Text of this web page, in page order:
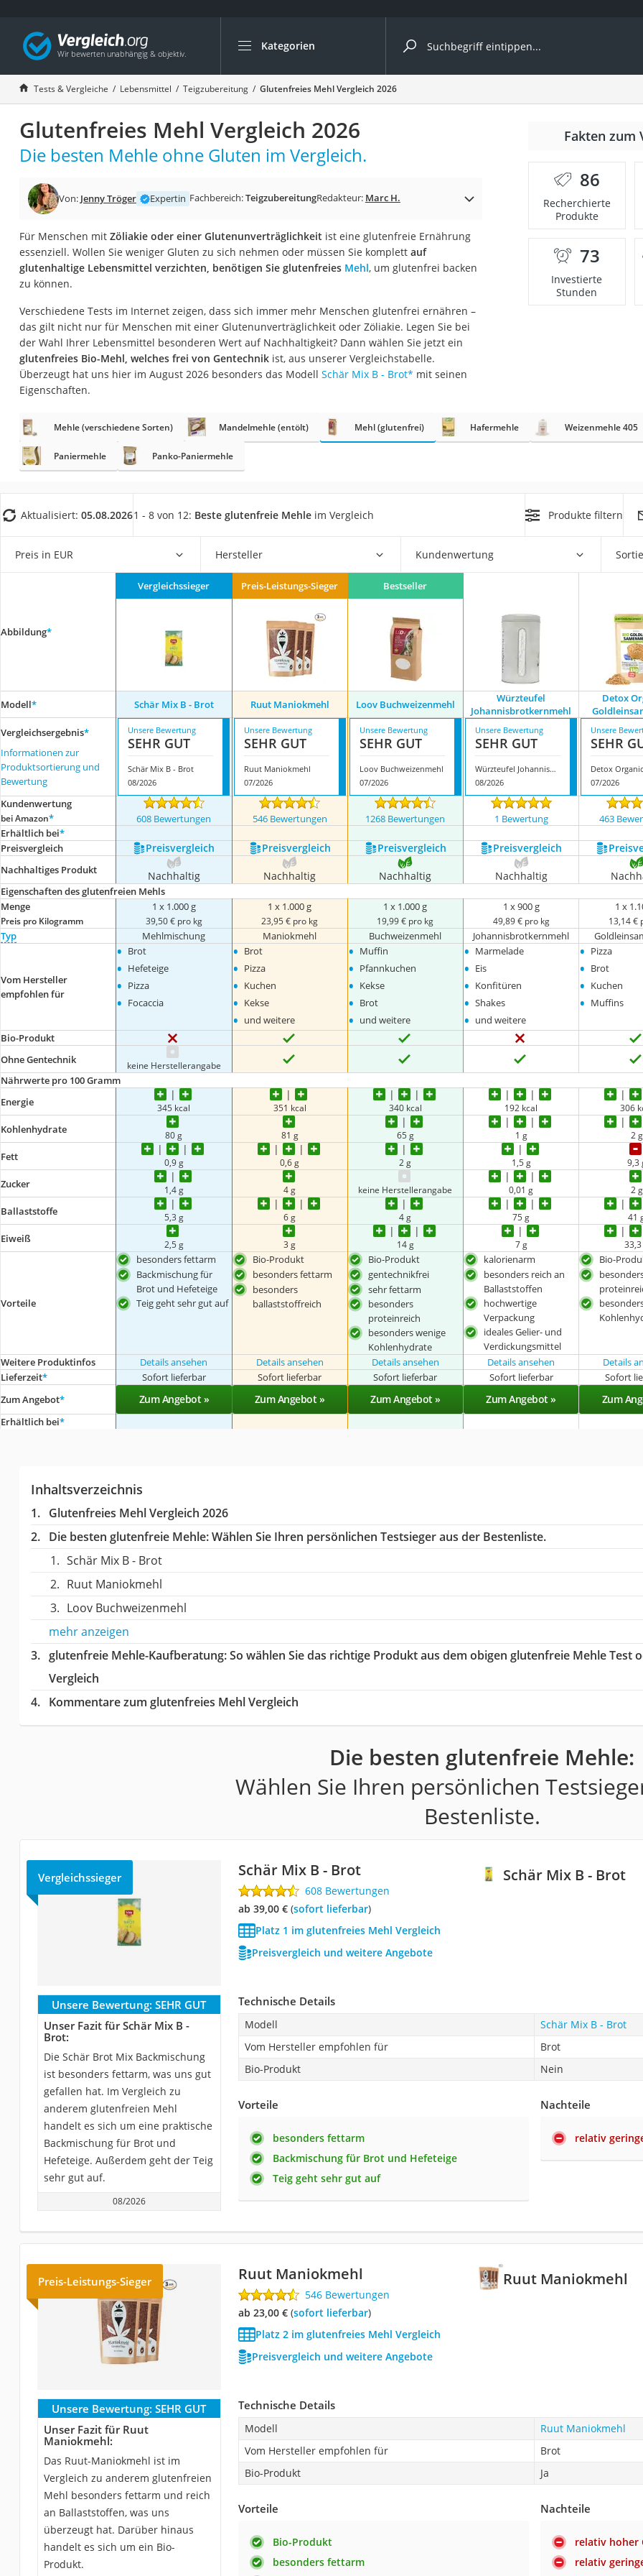
Kategorien
Die beliebtesten Vergleiche nach Kategorie
Lebensmittel
Schwarzkümmelöl
Knäckebrot
Schwarzkümmelöl-Kapseln
Eiklar
Balsamico-Essig
Schwarzkümmelöl bio
Honig
Gemüsebrühe
Eiskaffee-Pulver
Irischer Whiskey
Matcha-Set
Sojasauce
MCT-Öl
Erythrit
Service
Tests & Vergleiche Lebensmittel Teigzubereitung Glutenfreies Mehl Vergleich 2026
Glutenfreies Mehl Vergleich 2026
Die besten Mehle ohne Gluten im Vergleich.
Von: Jenny Tröger Expertin Fachbereich:TeigzubereitungRedakteur: Marc H.
Für Menschen mit Zöliakie oder einer Glutenunverträglichkeit ist eine glutenfreie Ernährung
essenziell. Wollen Sie weniger Gluten zu sich nehmen oder müssen Sie komplett auf
glutenhaltige Lebensmittel verzichten, benötigen Sie glutenfreies Mehl, um glutenfrei backen
zu können.
Verschiedene Tests im Internet zeigen, dass sich immer mehr Menschen glutenfrei ernähren –
das gilt nicht nur für Menschen mit einer Glutenunverträglichkeit oder Zöliakie. Legen Sie bei
der Wahl Ihrer Lebensmittel besonderen Wert auf Nachhaltigkeit? Dann wählen Sie jetzt ein
glutenfreies Bio-Mehl, welches frei von Gentechnikist, aus unserer Vergleichstabelle.
Überzeugt hat uns hier im August 2026 besonders das Modell Schär Mix B - Brot* mit seinen
Eigenschaften.
Fakten zum
86
Recherchierte
Produkte
73
Investierte
Stunden
Mehle (verschiedene Sorten) Mandelmehle (entölt) Mehl (glutenfrei) Hafermehle Weizenmehle 405
Paniermehle Panko-Paniermehle
Aktualisiert: 05.08.20261 - 8 von 12: Beste glutenfreie Mehle im Vergleich Produkte filtern
Preis in EUR Hersteller Kundenwertung
Abbildung*
Vergleichssieger Preis-Leistungs-Sieger Bestseller
Modell* Schär Mix B - Brot Ruut Maniokmehl Loov Buchweizenmehl
Würzteufel
Johannisbrotkernmehl
‎Detox
Vergleichsergebnis*
Informationen zur
Produktsortierung und
Bewertung
Unsere Bewertung
SEHR GUT
Schär Mix B - Brot
08/2026
Unsere Bewertung
SEHR GUT
Ruut Maniokmehl
07/2026
Unsere Bewertung
SEHR GUT
Loov Buchweizenmehl
07/2026
Unsere Bewertung
SEHR GUT
Würzteufel Johannisbrotkernmehl
08/2026
Unsere
SEHR
07/2026
Kundenwertung
bei Amazon* 608 Bewertungen 546 Bewertungen 1268 Bewertungen 1 Bewertung 463
Erhältlich bei*
Preis­vergleich
Preis­vergleich Preis­vergleich Preis­vergleich Preis­vergleich
Nachhaltiges Produkt Nachhaltig Nachhaltig Nachhaltig Nachhaltig
Eigenschaften des glutenfreien Mehls
Menge
Preis pro Kilogramm
1 x 1.000 g
39,50 € pro kg
1 x 1.000 g
23,95 € pro kg
1 x 1.000 g
19,99 € pro kg
1 x 900 g
49,89 € pro kg
1 x
13,14 €
Typ Mehlmischung Maniokmehl Buchweizenmehl Johannisbrotkernmehl
Vom Hersteller
empfohlen für
• Brot
• Hefeteige
• Pizza
• Focaccia
• Brot
• Pizza
• Kuchen
• Kekse
• und weitere
• Muffin
• Pfannkuchen
• Kekse
• Brot
• und weitere
• Marmelade
• Eis
• Konfitüren
• Shakes
• und weitere
• Pizza
• Brot
• Kuchen
• Muffins
Bio-Produkt
Ohne Gentechnik
keine Herstellerangabe
Nährwerte pro 100 Gramm
Energie
345 kcal 351 kcal 340 kcal 192 kcal 306
Kohlenhydrate 80 g 81 g 65 g 1 g 2 g
Fett 0,9 g 0,6 g 2 g 1,5 g 9,3
Zucker 1,4 g 4 g keine Herstellerangabe 0,01 g 2 g
Ballaststoffe 5,3 g 6 g 4 g 75 g 41
Eiweiß 2,5 g 3 g 14 g 7 g
Vorteile
besonders fettarm
Backmischung für
Brot und Hefeteige
Teig geht sehr gut auf
Bio-Produkt
besonders fettarm
besonders
ballaststoffreich
Bio-Produkt
gentechnikfrei
sehr fettarm
besonders
proteinreich
besonders wenige
Kohlenhydrate
kalorienarm
besonders reich an
Ballaststoffen
hochwertige
Verpackung
ideales Gelier- und
Verdickungsmittel
Bio-
Weitere Produktinfos Details ansehen Details ansehen Details ansehen Details ansehen Details
Lieferzeit* Sofort lieferbar Sofort lieferbar Sofort lieferbar Sofort lieferbar Sofort
Zum Angebot* Zum Angebot » Zum Angebot » Zum Angebot » Zum Angebot » Zum
Erhältlich bei*
Inhaltsverzeichnis
Glutenfreies Mehl Vergleich 2026
Die besten glutenfreie Mehle:Wählen Sie Ihren persönlichen Testsieger aus der Bestenliste.
Schär Mix B - Brot
Ruut Maniokmehl
Loov Buchweizenmehl
mehr anzeigen
glutenfreie Mehle-Kaufberatung: So wählen Sie das richtige Produkt aus dem obigen glutenfreie Mehle Test
Vergleich
Kommentare zum glutenfreies Mehl Vergleich
Die besten glutenfreie Mehle:
Wählen Sie Ihren persönlichen
Bestenliste.
Schär Mix B - Brot
Vergleichssieger Schär Mix B - Brot
608 Bewertungen
ab 39,00 €( Sofort lieferbar)
Platz 1 im glutenfreies Mehl Vergleich
Preisvergleich und weitere Angebote
Unsere Bewertung: SEHR GUT
Unser Fazit für Schär Mix B -
Brot:
Die Schär Brot Mix Backmischung
ist besonders fettarm, was uns gut
gefallen hat. Im Vergleich zu
anderem glutenfreien Mehl
handelt es sich um eine praktische
Backmischung für Brot und
Hefeteige. Außerdem geht der Teig
sehr gut auf.
08/2026
Technische Details
Modell
Schär Mix B - Brot
Vom Hersteller empfohlen für
Brot
Bio-Produkt
Nein
Vorteile
besonders fettarm
Backmischung für Brot und Hefeteige
Teig geht sehr gut auf
Nachteile
relativ
Ruut Maniokmehl
Preis-Leistungs-Sieger Ruut Maniokmehl
546 Bewertungen
ab 23,00 €( Sofort lieferbar)
Platz 2 im glutenfreies Mehl Vergleich
Preisvergleich und weitere Angebote
Unsere Bewertung: SEHR GUT
Unser Fazit für Ruut
Maniokmehl:
Das Ruut-Maniokmehl ist im
Vergleich zu anderem glutenfreien
Mehl besonders fettarm und reich
an Ballaststoffen, was uns
überzeugt hat. Darüber hinaus
handelt es sich um ein Bio-
Produkt.
Technische Details
Modell
Ruut Maniokmehl
Vom Hersteller empfohlen für
Brot
Bio-Produkt
Ja
Vorteile
Bio-Produkt
besonders fettarm
Nachteile
relativ hoher
relativ